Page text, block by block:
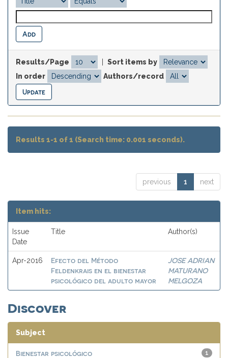
Results/Page
Sort items by
In order
Authors/record
Results 1-1 of 1 (Search time: 0.001 seconds).
previous 1 next
Item hits:
Issue
Date
Title Author(s)
Apr-2016
Efecto del Método
Feldenkrais en el bienestar
psicológico del adulto mayor
JOSE ADRIAN
MATURANO
MELGOZA
Discover
Subject
1
Bienestar psicológico